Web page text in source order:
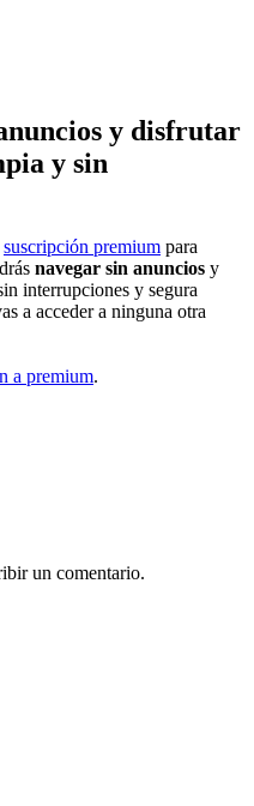
y disfrutar
y sin
suscripción premium para
navegar sin anuncios y
interrupciones y segura
a acceder a ninguna otra
a premium.
un comentario.